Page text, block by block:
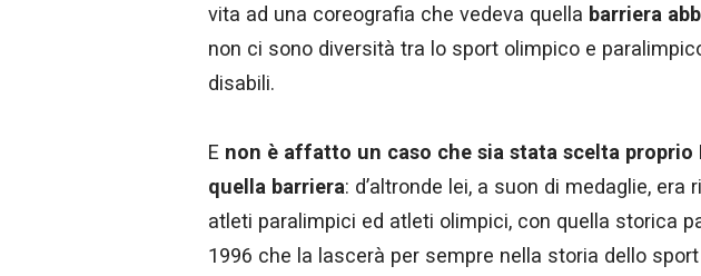
vita ad una coreografia che vedeva quella barriera
non ci sono diversità tra lo sport olimpico e
disabili.
E non è affatto un caso che sia stata scelta proprio
quella barriera: d’altronde lei, a suon di medaglie,
atleti paralimpici ed atleti olimpici, con quella storica
1996 che la lascerà per sempre nella storia dello